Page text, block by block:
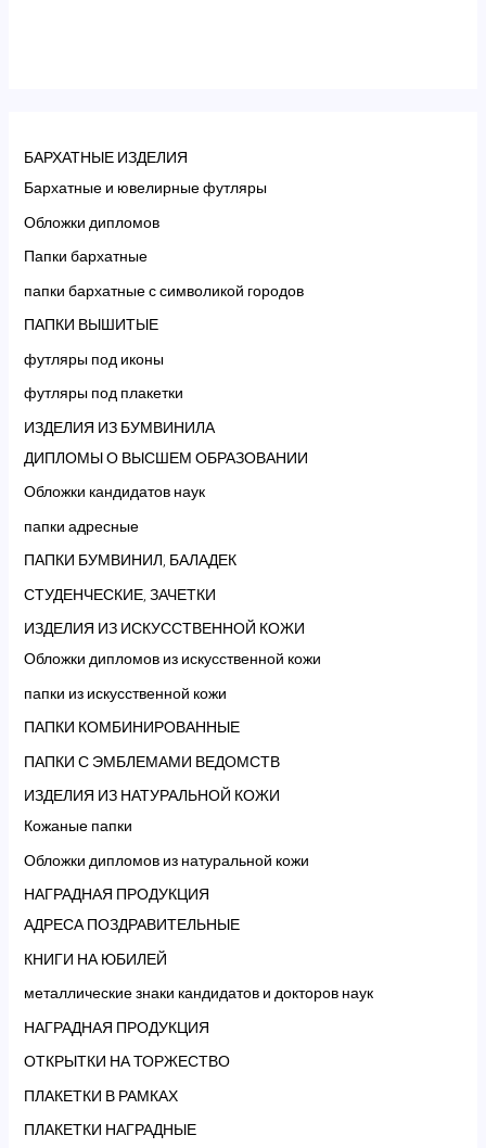
БАРХАТНЫЕ ИЗДЕЛИЯ
Бархатные и ювелирные футляры
Обложки дипломов
Папки бархатные
папки бархатные с символикой городов
ПАПКИ ВЫШИТЫЕ
футляры под иконы
футляры под плакетки
ИЗДЕЛИЯ ИЗ БУМВИНИЛА
ДИПЛОМЫ О ВЫСШЕМ ОБРАЗОВАНИИ
Обложки кандидатов наук
папки адресные
ПАПКИ БУМВИНИЛ, БАЛАДЕК
СТУДЕНЧЕСКИЕ, ЗАЧЕТКИ
ИЗДЕЛИЯ ИЗ ИСКУССТВЕННОЙ КОЖИ
Обложки дипломов из искусственной кожи
папки из искусственной кожи
ПАПКИ КОМБИНИРОВАННЫЕ
ПАПКИ С ЭМБЛЕМАМИ ВЕДОМСТВ
ИЗДЕЛИЯ ИЗ НАТУРАЛЬНОЙ КОЖИ
Кожаные папки
Обложки дипломов из натуральной кожи
НАГРАДНАЯ ПРОДУКЦИЯ
АДРЕСА ПОЗДРАВИТЕЛЬНЫЕ
КНИГИ НА ЮБИЛЕЙ
металлические знаки кандидатов и докторов наук
НАГРАДНАЯ ПРОДУКЦИЯ
ОТКРЫТКИ НА ТОРЖЕСТВО
ПЛАКЕТКИ В РАМКАХ
ПЛАКЕТКИ НАГРАДНЫЕ